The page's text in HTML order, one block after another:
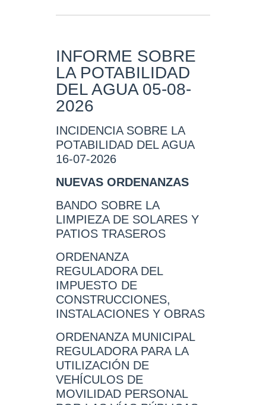
INFORME SOBRE
LA POTABILIDAD
DEL AGUA 05-08-
2026
INCIDENCIA SOBRE LA
POTABILIDAD DEL AGUA
16-07-2026
NUEVAS ORDENANZAS
BANDO SOBRE LA
LIMPIEZA DE SOLARES Y
PATIOS TRASEROS
ORDENANZA
REGULADORA DEL
IMPUESTO DE
CONSTRUCCIONES,
INSTALACIONES Y OBRAS
ORDENANZA MUNICIPAL
REGULADORA PARA LA
UTILIZACIÓN DE
VEHÍCULOS DE
MOVILIDAD PERSONAL